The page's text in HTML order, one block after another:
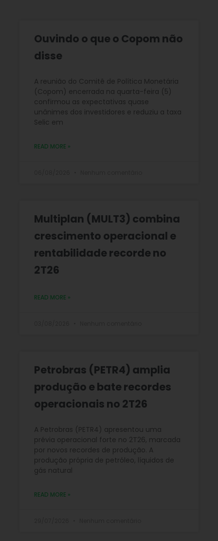
Ouvindo o que o Copom não
disse
A reunião do Comitê de Política Monetária
(Copom) encerrada na quarta-feira (5)
confirmou as expectativas quase
unânimes dos investidores e reduziu a taxa
Selic em
READ MORE »
Multiplan (MULT3) combina
crescimento operacional e
rentabilidade recorde no
2T26
READ MORE »
Petrobras (PETR4) amplia
produção e bate recordes
operacionais no 2T26
A Petrobras (PETR4) apresentou uma
prévia operacional forte no 2T26, marcada
por novos recordes de produção. A
produção própria de petróleo, líquidos de
gás natural
READ MORE »